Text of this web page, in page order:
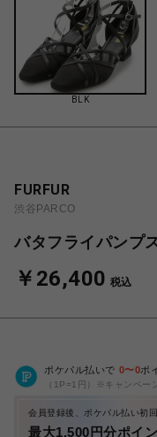
BLK
FURFUR
渋谷PARCO
バタフライパンプ
￥26,400 税込
ポケパル払いで 0〜0ポ
（1P=1円）※キャンペー
会員登録後、ポケパル払い初
最大1,500円分ポイ